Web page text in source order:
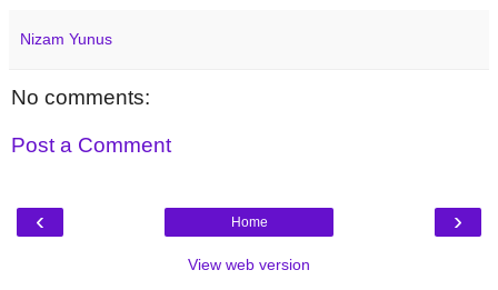
Nizam Yunus
No comments:
Post a Comment
‹ ›
Home
View web version